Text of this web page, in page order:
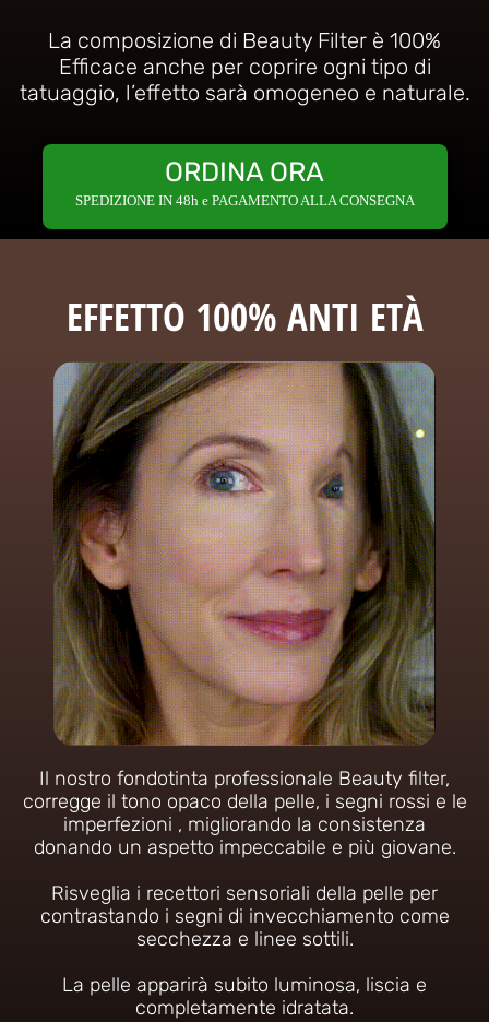
La composizione di Beauty Filter è 100%
Efficace anche per coprire ogni tipo di
tatuaggio, l’effetto sarà omogeneo e naturale.
ORDINA ORA
SPEDIZIONE IN 48h e PAGAMENTO ALLA CONSEGNA
EFFETTO 100% ANTI ETÀ
Il nostro fondotinta professionale Beauty filter,
corregge il tono opaco della pelle, i segni rossi e le
imperfezioni , migliorando la consistenza
donando un aspetto impeccabile e più giovane.
Risveglia i recettori sensoriali della pelle per
contrastando i segni di invecchiamento come
secchezza e linee sottili.
La pelle apparirà subito luminosa, liscia e
completamente idratata.